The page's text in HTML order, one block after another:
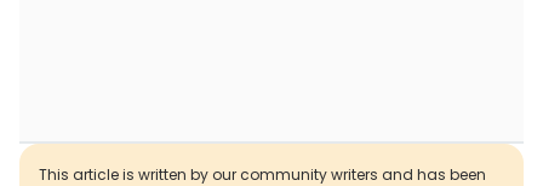
This article is written by our community writers and has been